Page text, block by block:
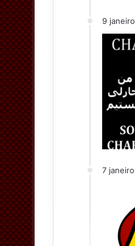
9 janeiro
7 janeiro